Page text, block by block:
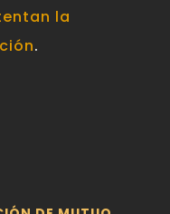
la
.